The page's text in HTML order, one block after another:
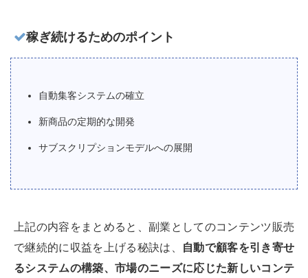
稼ぎ続けるためのポイント
自動集客システムの確立
新商品の定期的な開発
サブスクリプションモデルへの展開
上記の内容をまとめると、副業としてのコンテンツ販売
で継続的に収益を上げる秘訣は、
自動で顧客を引き寄せ
るシステムの構築、市場のニーズに応じた新しいコンテ